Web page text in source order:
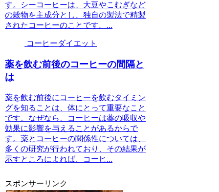
す。シーコーヒーは、大豆やこむぎなど
の穀物を主成分とし、独自の製法で精製
されたコーヒーのことです。...
コーヒーダイエット
薬を飲む前後のコーヒーの間隔と
は
薬を飲む前後にコーヒーを飲むタイミン
グを知ることは、体にとって重要なこと
です。なぜなら、コーヒーは薬の吸収や
効果に影響を与えることがあるからで
す。薬とコーヒーの関係性については、
多くの研究が行われており、その結果が
示すところによれば、コーヒ...
スポンサーリンク